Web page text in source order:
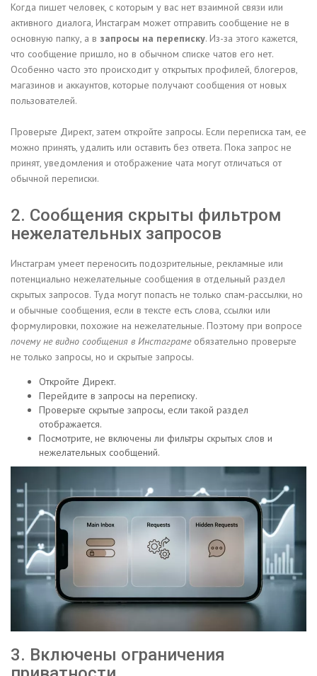
Когда пишет человек, с которым у вас нет взаимной связи или
активного диалога, Инстаграм может отправить сообщение не в
основную папку, а в запросы на переписку. Из-за этого кажется,
что сообщение пришло, но в обычном списке чатов его нет.
Особенно часто это происходит у открытых профилей, блогеров,
магазинов и аккаунтов, которые получают сообщения от новых
пользователей.
Проверьте Директ, затем откройте запросы. Если переписка там, ее
можно принять, удалить или оставить без ответа. Пока запрос не
принят, уведомления и отображение чата могут отличаться от
обычной переписки.
2. Сообщения скрыты фильтром
нежелательных запросов
Инстаграм умеет переносить подозрительные, рекламные или
потенциально нежелательные сообщения в отдельный раздел
скрытых запросов. Туда могут попасть не только спам-рассылки, но
и обычные сообщения, если в тексте есть слова, ссылки или
формулировки, похожие на нежелательные. Поэтому при вопросе
почему не видно сообщения в Инстаграмеобязательно проверьте
не только запросы, но и скрытые запросы.
Откройте Директ.
Перейдите в запросы на переписку.
Проверьте скрытые запросы, если такой раздел
отображается.
Посмотрите, не включены ли фильтры скрытых слов и
нежелательных сообщений.
3. Включены ограничения